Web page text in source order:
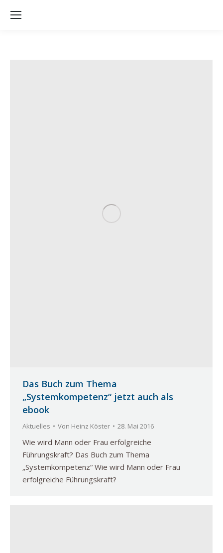
Das Buch zum Thema
„Systemkompetenz“ jetzt auch als
ebook
Aktuelles Von Heinz Köster 28. Mai 2016
Wie wird Mann oder Frau erfolgreiche
Führungskraft? Das Buch zum Thema
„Systemkompetenz“ Wie wird Mann oder Frau
erfolgreiche Führungskraft?